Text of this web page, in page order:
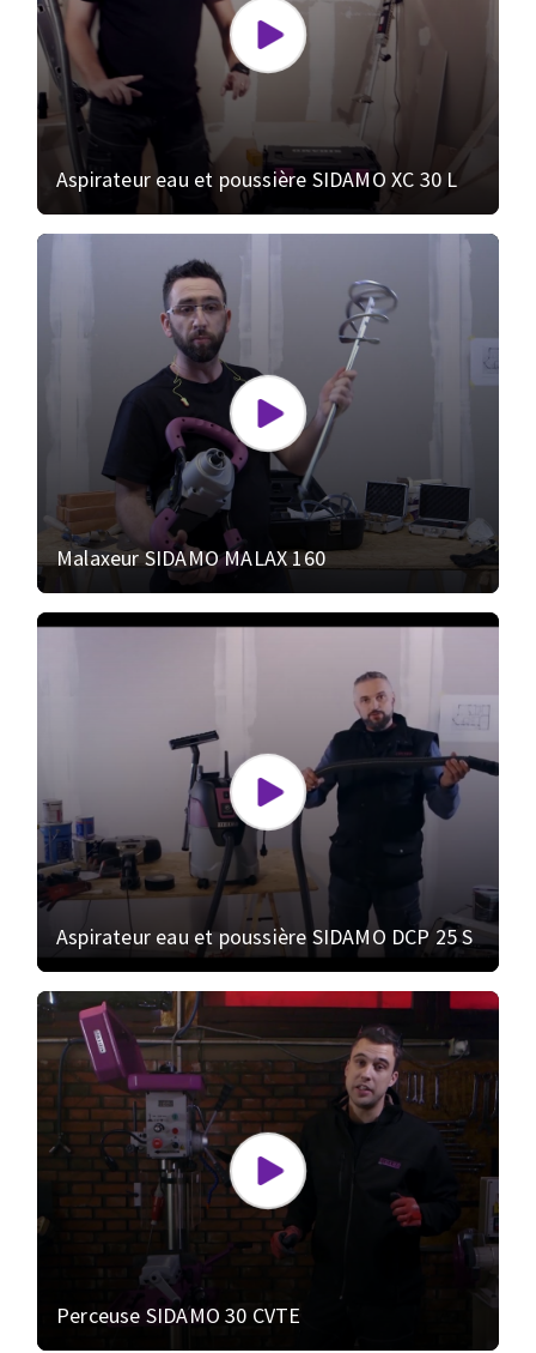
Aspirateur eau et poussière SIDAMO XC 30 L
Malaxeur SIDAMO MALAX 160
Aspirateur eau et poussière SIDAMO DCP 25 S
Perceuse SIDAMO 30 CVTE